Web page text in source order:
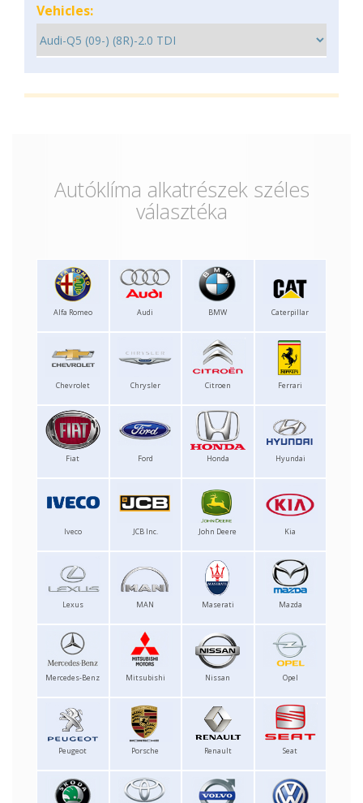
Vehicles:
Autóklíma alkatrészek széles
választéka
Alfa Romeo Audi BMW Caterpillar
Chevrolet Chrysler Citroen Ferrari
Fiat Ford Honda Hyundai
Iveco JCB Inc. John Deere Kia
Lexus MAN Maserati Mazda
Mercedes-Benz Mitsubishi Nissan Opel
Peugeot Porsche Renault Seat